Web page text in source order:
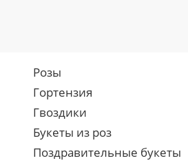
Розы
Гортензия
Гвоздики
Букеты из роз
Поздравительные букеты